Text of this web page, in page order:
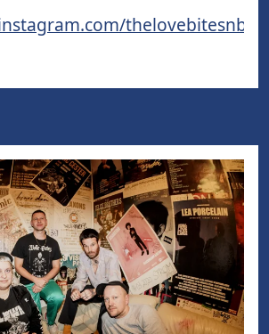
thelovebitesnbg/